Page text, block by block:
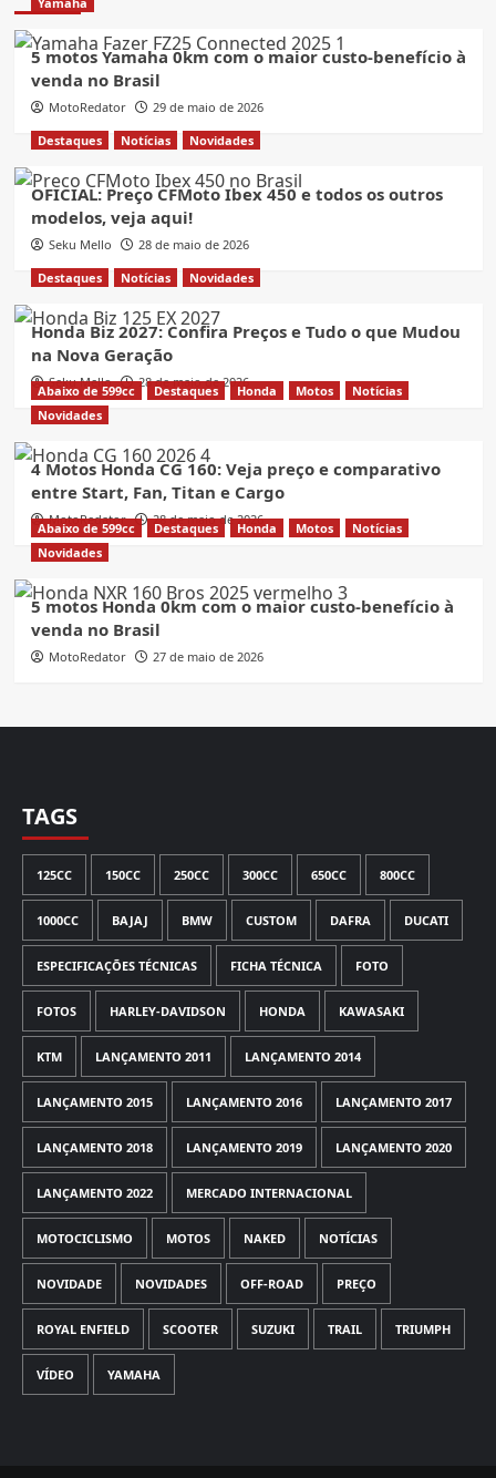
5 motos Yamaha 0km com o maior custo-benefício à
venda no Brasil
MotoRedator
29 de maio de 2026
Destaques
Notícias Novidades
OFICIAL: Preço CFMoto Ibex 450 e todos os outros
modelos, veja aqui!
Seku Mello
28 de maio de 2026
Destaques
Notícias Novidades
Honda Biz 2027: Confira Preços e Tudo o que Mudou
na Nova Geração
Seku Mello 28 de maio de 2026
Abaixo de 599cc Destaques Honda Motos
Notícias
Novidades
4 Motos Honda CG 160: Veja preço e comparativo
entre Start, Fan, Titan e Cargo
MotoRedator 28 de maio de 2026
Abaixo de 599cc Destaques Honda Motos
Notícias
Novidades
5 motos Honda 0km com o maior custo-benefício à
venda no Brasil
MotoRedator 27 de maio de 2026
TAGS
125CC 150CC 250CC 300CC 650CC 800CC
1000CC BAJAJ BMW CUSTOM DAFRA DUCATI
ESPECIFICAÇÕES TÉCNICAS FICHA TÉCNICA FOTO
FOTOS HARLEY-DAVIDSON HONDA KAWASAKI
KTM LANÇAMENTO 2011 LANÇAMENTO 2014
LANÇAMENTO 2015 LANÇAMENTO 2016 LANÇAMENTO 2017
LANÇAMENTO 2018 LANÇAMENTO 2019 LANÇAMENTO 2020
LANÇAMENTO 2022 MERCADO INTERNACIONAL
MOTOCICLISMO MOTOS NAKED NOTÍCIAS
NOVIDADE NOVIDADES OFF-ROAD PREÇO
ROYAL ENFIELD SCOOTER SUZUKI TRAIL TRIUMPH
VÍDEO YAMAHA